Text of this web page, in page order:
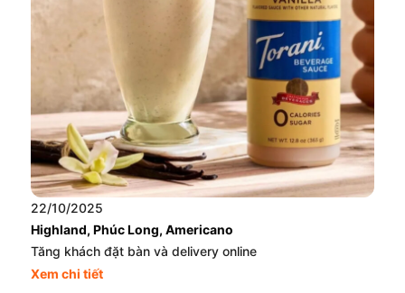
22/10/2025
Highland, Phúc Long, Americano
Tăng khách đặt bàn và delivery online
Xem chi tiết